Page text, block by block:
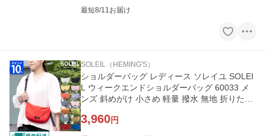
最短8/11お届け
SOLEIL（HEMING'S）
ショルダーバッグ レディース ソレイユ SOLEI
L ウィークエンドショルダーバッグ 60033 メ
ンズ 斜めがけ 小さめ 軽量 撥水 無地 折りたた
3,960円